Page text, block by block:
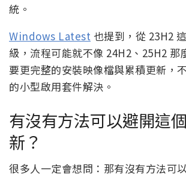
統。
Windows Latest 也提到，從 23H2
級，流程可能就不像 24H2、25H2 那
要更完整的安裝映像檔與累積更新，
的小型啟用套件解決。
有沒有方法可以避開這
新？
很多人一定會想問：那有沒有方法可